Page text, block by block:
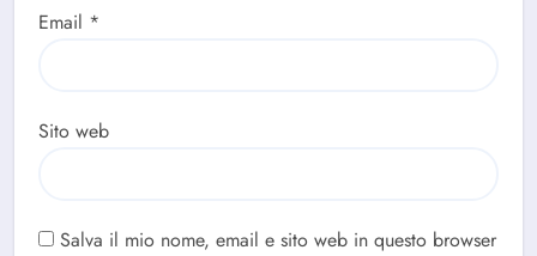
Email *
Sito web
Salva il mio nome, email e sito web in questo browser